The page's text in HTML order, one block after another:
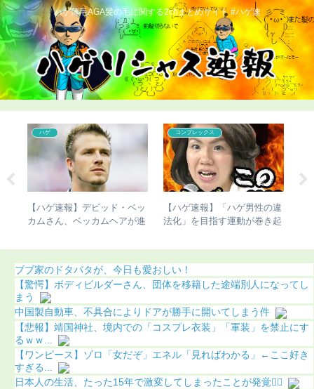
ハゲ薄毛AGA髪の毛に関する2chまとめサイト #ハゲ速
ハゲ
【ハゲ速報】デビッド・ベッ
カムさん、ベッカムヘアが進
コンプレックス
【ハゲ速報】「ハゲ男性の違
法化」を目指す運動が巻き起
ブブ家のドタバタが、今日も愛おしい！
【驚愕】ボディビルダーさん、団体を移籍した途端別人になってし
まう
中国製自動車、不具合によりドアが勝手に開いてしまう件
【悲報】靖国神社、境内での「コスプレ衣装」「軍装」を禁止にす
るｗｗ...
【ワンピース】ゾロ「女だぞ」エネル「見ればわかる」←ここ好き
すぎる...
日本人の生活、たった15年で激変してしまったことが発覚🤦‍♂